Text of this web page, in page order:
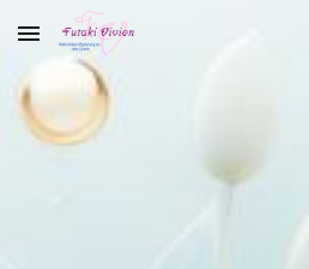
Skip to main content